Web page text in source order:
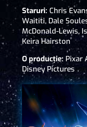
Staruri: Chris
Waititi, Dale
McDonald-Lewis,
Keira Hairston
O producție:Pixar
Disney Pictures